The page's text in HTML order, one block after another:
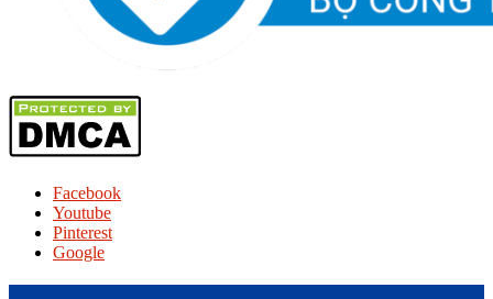
Facebook
Youtube
Pinterest
Google